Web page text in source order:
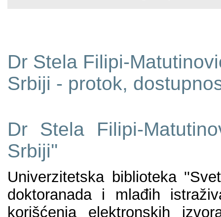
Dr Stela Filipi-
Srbiji - protok,
Dr Stela Filipi-
Srbiji''
Univerzitetska biblioteka
doktoranada i mlađih
korišćenja elektronskih